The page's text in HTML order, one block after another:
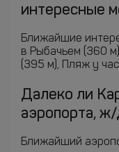
интересные
Ближайшие
в Рыбачьем (360
(395 м), Пляж у
Далеко ли
аэропорта,
Ближайший